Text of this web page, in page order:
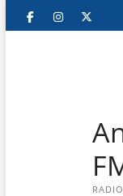
Saltar
Facebook